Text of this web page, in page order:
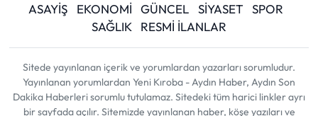
ASAYİŞ EKONOMİ GÜNCEL SİYASET
SPOR
SAĞLIK
RESMİ İLANLAR
Sitede yayınlanan içerik ve yorumlardan yazarları sorumludur.
Yayınlanan yorumlardan Yeni Kıroba - Aydın Haber, Aydın Son
Dakika Haberleri sorumlu tutulamaz. Sitedeki tüm harici linkler ayrı
bir sayfada açılır. Sitemizde yayınlanan haber, köşe yazıları ve